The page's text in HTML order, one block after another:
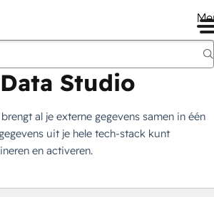
Studio
al je externe gegevens samen in één
uit je hele tech-stack kunt
en activeren.